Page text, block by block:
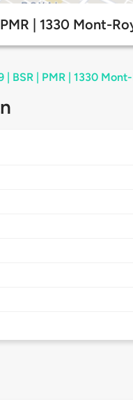
| 1330 Mont-
| BSR | PMR | 1330